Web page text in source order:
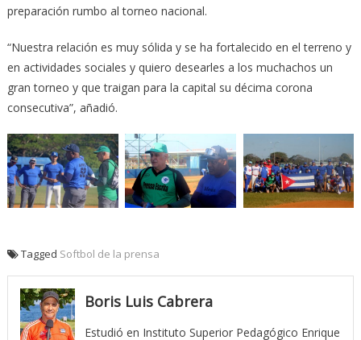
preparación rumbo al torneo nacional.
“Nuestra relación es muy sólida y se ha fortalecido en el terreno y
en actividades sociales y quiero desearles a los muchachos un
gran torneo y que traigan para la capital su décima corona
consecutiva”, añadió.
Tagged Softbol de la prensa
Boris Luis Cabrera
Estudió en Instituto Superior Pedagógico Enrique